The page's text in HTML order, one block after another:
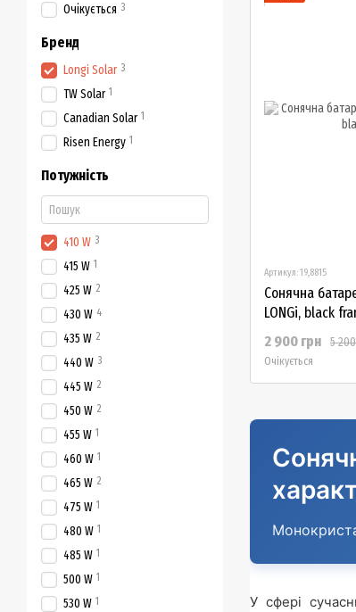
У сфері
Артикул: 19,8815
Сонячна
LONGi, black
5
2 900 грн
Очікується
Очікується 3
Бренд
Longi Solar 3
TW Solar 1
Canadian Solar 1
Risen Energy 1
Потужність
410 W 3
415 W 1
425 W 2
430 W 4
435 W 2
440 W 3
445 W 2
450 W 2
455 W 1
460 W 1
465 W 2
475 W 1
480 W 1
485 W 1
500 W 1
530 W 1